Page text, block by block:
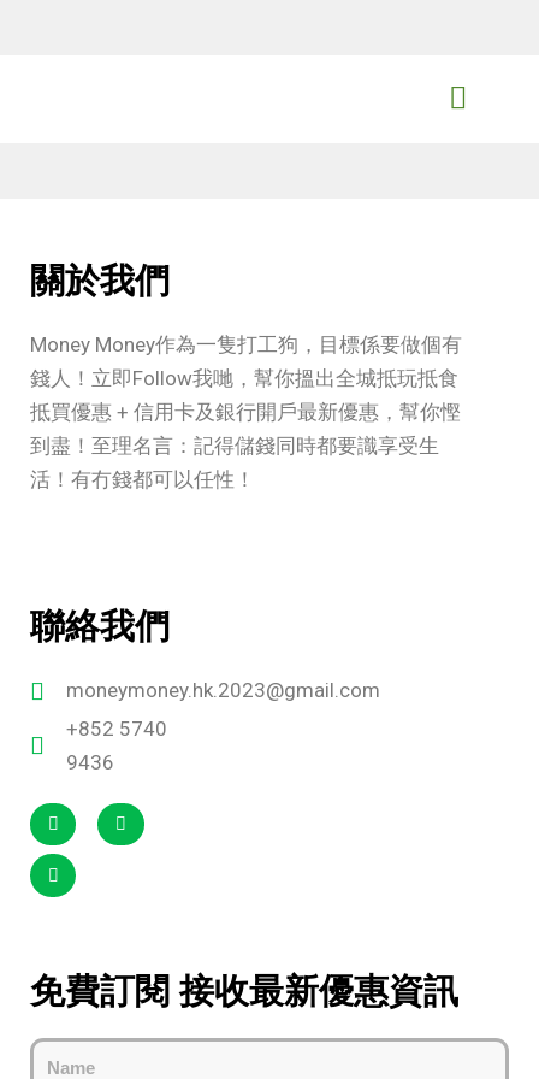
關於我們
Money Money作為一隻打工狗，目標係要做個有
錢人！立即Follow我哋，幫你搵出全城抵玩抵食
抵買優惠 + 信用卡及銀行開戶最新優惠，幫你慳
到盡！至理名言：記得儲錢同時都要識享受生
活！有冇錢都可以任性！
聯絡我們
moneymoney.hk.2023@gmail.com
+852 5740
9436
免費訂閱 接收最新優惠資訊
Name